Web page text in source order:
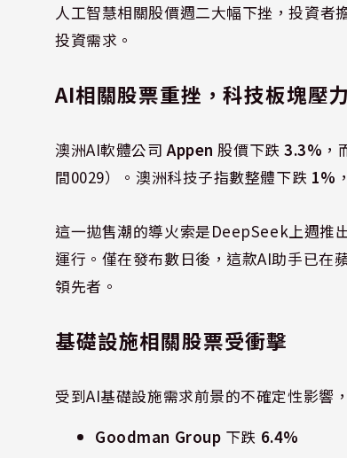
人工智慧相關股價週二大幅下挫，投資者
投資需求。
AI相關股票重挫，科技板塊壓
澳洲AI軟體公司Appen 股價下跌3.3% ，
間0029）。澳洲科技子指數整體下跌 1%
這一拋售潮的導火索是DeepSeek上週推
運行。僅在發布數日後，這款AI助手已
領先者。
基礎設施相關股票受衝擊
受到AI基礎設施需求前景的不確定性影響
Goodman Group 下跌 6.4%